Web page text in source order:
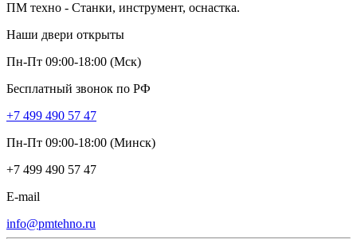
ПМ техно - Станки, инструмент, оснастка.
Наши двери открыты
Пн-Пт 09:00-18:00 (Мск)
Бесплатный звонок по РФ
+7 499 490 57 47
Пн-Пт 09:00-18:00 (Минск)
+7 499 490 57 47
E-mail
info@pmtehno.ru